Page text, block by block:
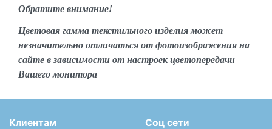
Обратите внимание!
Цветовая гамма текстильного изделия может
незначительно отличаться от фотоизображения на
сайте в зависимости от настроек цветопередачи
Вашего монитора
Клиентам Соц сети